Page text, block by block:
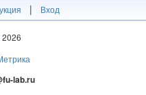
| Вход
2026
lab.ru